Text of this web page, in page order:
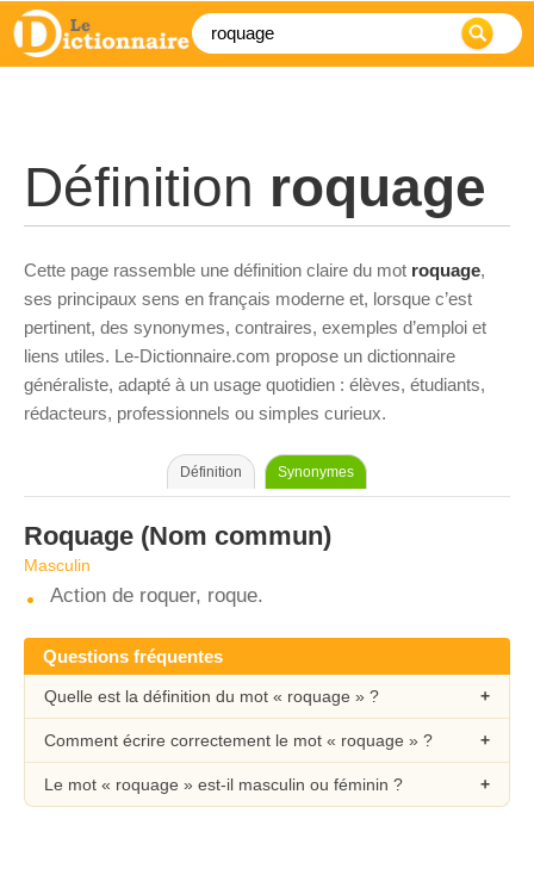
Définition roquage
Cette page rassemble une définition claire du mot roquage,
ses principaux sens en français moderne et, lorsque c’est
pertinent, des synonymes, contraires, exemples d’emploi et
liens utiles. Le-Dictionnaire.com propose un dictionnaire
généraliste, adapté à un usage quotidien : élèves, étudiants,
rédacteurs, professionnels ou simples curieux.
Définition Synonymes
Roquage (Nom commun)
Masculin
Action de roquer, roque.
Questions fréquentes
Quelle est la définition du mot « roquage » ?
Comment écrire correctement le mot « roquage » ?
Le mot « roquage » est-il masculin ou féminin ?